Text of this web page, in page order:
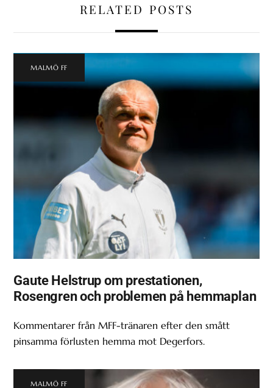
RELATED POSTS
MALMÖ FF
Gaute Helstrup om prestationen,
Rosengren och problemen på hemmaplan
Kommentarer från MFF-tränaren efter den smått
pinsamma förlusten hemma mot Degerfors.
MALMÖ FF